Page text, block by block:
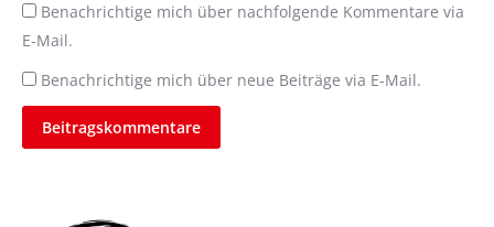
Benachrichtige mich über nachfolgende Kommentare via
E-Mail.
Benachrichtige mich über neue Beiträge via E-Mail.
Beitragskommentare